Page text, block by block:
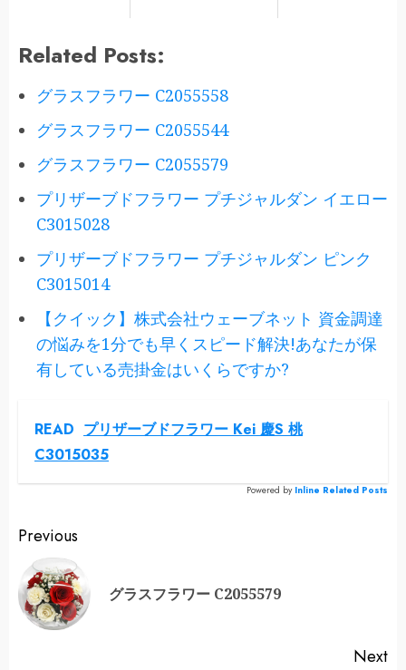
Related Posts:
グラスフラワー C2055558
グラスフラワー C2055544
グラスフラワー C2055579
プリザーブドフラワー プチジャルダン イエロー
C3015028
プリザーブドフラワー プチジャルダン ピンク
C3015014
【クイック】株式会社ウェーブネット 資金調達
の悩みを1分でも早くスピード解決!あなたが保
有している売掛金はいくらですか?
READ プリザーブドフラワー Kei 慶S 桃
C3015035
Powered by Inline Related Posts
Continue
Reading
Previous
グラスフラワー C2055579
Next